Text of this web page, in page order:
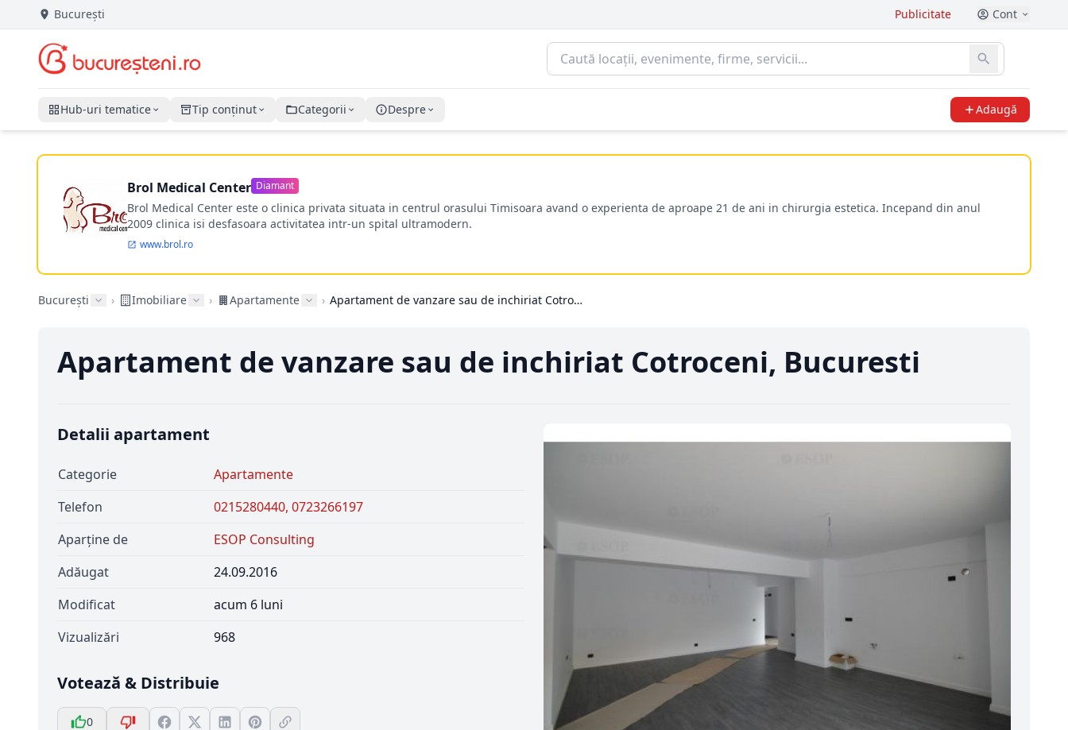
București Publicitate Cont
Hub-uri tematice Tip conținut Categorii Despre Adaugă
Brol Medical Center Diamant
Brol Medical Center este o clinica privata situata in centrul orasului Timisoara avand o experienta de aproape 21 de ani in chirurgia estetica. Incepand din anul
2009 clinica isi desfasoara activitatea intr-un spital ultramodern.
www.brol.ro
București › Imobiliare › Apartamente › Apartament de vanzare sau de inchiriat Cotroceni, Bucuresti
Apartament de vanzare sau de inchiriat Cotroceni, Bucuresti
Detalii apartament
Categorie
Apartamente
Telefon
0215280440, 0723266197
Aparține de
ESOP Consulting
Adăugat
24.09.2016
Modificat
acum 6 luni
Vizualizări
968
Votează & Distribuie
0